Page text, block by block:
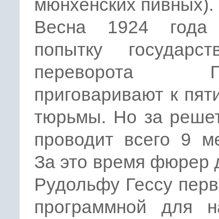
мюнхенских пивных).
Весна 1924
попытку
переворота
приговаривают к
тюрьмы. Но за
проводит всего 9
За это время фюрер
Рудольфу Гессу
программной для